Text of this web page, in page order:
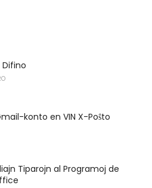
konto en VIN X-Poŝto
Tiparojn al Programoj de